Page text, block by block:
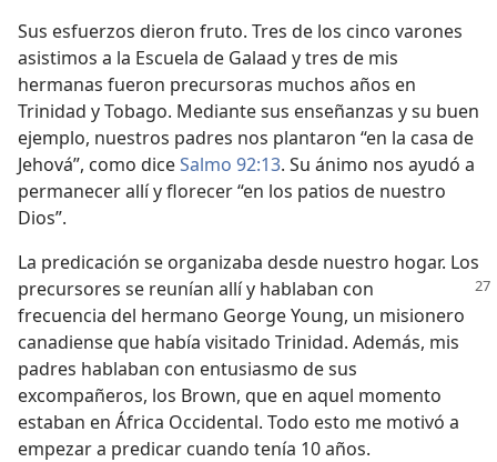
Sus esfuerzos dieron fruto. Tres de los cinco varones
asistimos a la Escuela de Galaad y tres de mis
hermanas fueron precursoras muchos años en
Trinidad y Tobago. Mediante sus enseñanzas y su buen
ejemplo, nuestros padres nos plantaron “en la casa de
Jehová”, como diceSalmo 92:13. Su ánimo nos ayudó a
permanecer allí y florecer “en los patios de nuestro
Dios”.
La predicación se organizaba desde nuestro hogar. Los
precursores se reunían allí y hablaban con
frecuencia del hermano George Young, un misionero
canadiense que había visitado Trinidad. Además, mis
padres hablaban con entusiasmo de sus
excompañeros, los Brown, que en aquel momento
estaban en África Occidental. Todo esto me motivó a
empezar a predicar cuando tenía 10 años.